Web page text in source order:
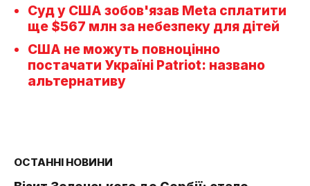
Суд у США зобов'язав Meta сплатити
ще $567 млн за небезпеку для дітей
США не можуть повноцінно
постачати Україні Patriot: названо
альтернативу
ОСТАННІ НОВИНИ